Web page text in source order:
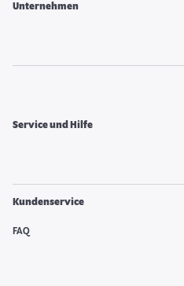
Unternehmen
Service und Hilfe
Kundenservice
FAQ